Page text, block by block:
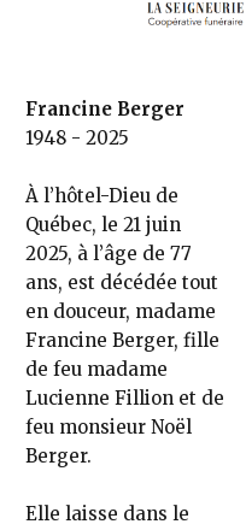
Francine Berger
1948 - 2025
À l’hôtel-Dieu de
Québec, le 21 juin
2025, à l’âge de 77
ans, est décédée tout
en douceur, madame
Francine Berger, fille
de feu madame
Lucienne Fillion et de
feu monsieur Noël
Berger.
Elle laisse dans le